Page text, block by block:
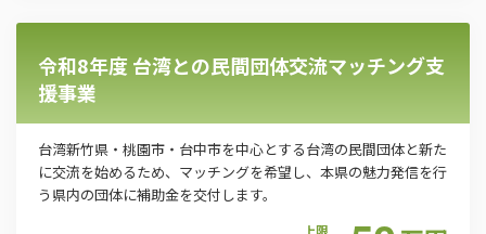
令和8年度 台湾との民間団体交流マッチング支
援事業
台湾新竹県・桃園市・台中市を中心とする台湾の民間団体と新た
に交流を始めるため、マッチングを希望し、本県の魅力発信を行
う県内の団体に補助金を交付します。
上限